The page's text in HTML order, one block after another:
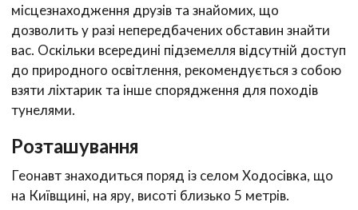
місцезнаходження друзів та знайомих, що
дозволить у разі непередбачених обставин знайти
вас. Оскільки всередині підземелля відсутній доступ
до природного освітлення, рекомендується з собою
взяти ліхтарик та інше спорядження для походів
тунелями.
Розташування
Геонавт знаходиться поряд із селом Ходосівка, що
на Київщині, на яру, висоті близько 5 метрів.